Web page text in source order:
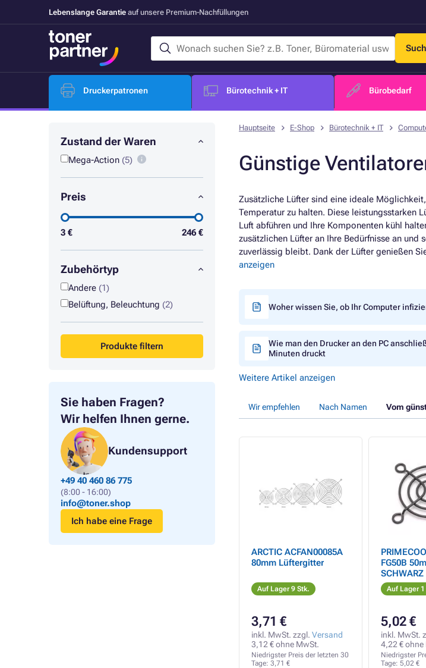
Lebenslange Garantie auf unsere Premium-Nachfüllungen
Druckerpatronen Bürotechnik + IT Bürobedarf
Zustand der Waren
Mega-Action (5)
Preis
3 € 246€
Zubehörtyp
Andere (1)
Belüftung, Beleuchtung (2)
Produkte filtern
Sie haben Fragen?
Wir helfen Ihnen gerne.
Kundensupport
+49 40 460 86 775
(8:00 - 16:00)
info@toner.shop
Ich habe eine Frage
Hauptseite E-Shop Bürotechnik + IT
Günstige
Zusätzliche Lüfter sind eine ideale
Temperatur zu halten. Diese leistungsstarken
Luft abführen und Ihre Komponenten kühl
zusätzlichen Lüfter an Ihre Bedürfnisse an
zuverlässig bleibt. Dank der Lüfter genießen
anzeigen
Woher wissen Sie, ob Ihr Computer
Wie man den Drucker an den PC
Minuten druckt
Weitere Artikel anzeigen
Wir empfehlen Nach Namen Vom
ARCTIC ACFAN00085A
80mm Lüftergitter
Auf Lager 9 Stk.
3,71 €
inkl. MwSt. zzgl. Versand
3,12 € ohne MwSt.
Niedrigster Preis der letzten 30
Tage: 3,71 €
FG50B
SCHWARZ
Auf Lager 1
5,02 €
inkl. MwSt.
4,22 € ohne
Niedrigster
Tage: 5,02 €